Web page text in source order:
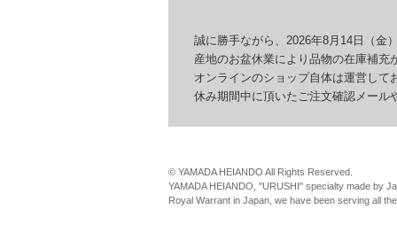
誠に勝手ながら、2026年8月14日（金）
産地のお盆休業により品物の在庫補充が
オンラインのショップ自体は運営して
休み期間中に頂いたご注文確認メール
© YAMADA HEIANDO All Rights Reserved.
YAMADA HEIANDO, "URUSHI" specialty made by
Royal Warrant in Japan, we have been serving all